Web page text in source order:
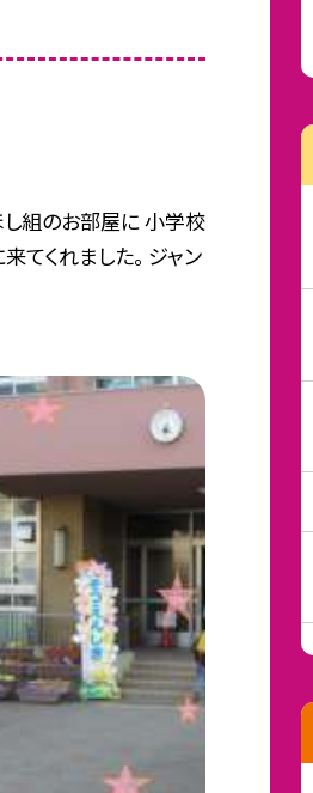
組のお部屋に 小学校
てくれました。 ジャン